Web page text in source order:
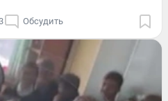
Обсудить